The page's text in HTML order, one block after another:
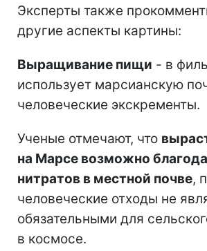
Эксперты также
другие аспекты картины:
Выращивание пищи - в
использует марсианскую
человеческие экскременты.
Ученые отмечают, что
на Марсе возможно
нитратов в местной почве,
человеческие отходы не
обязательными для
в космосе.